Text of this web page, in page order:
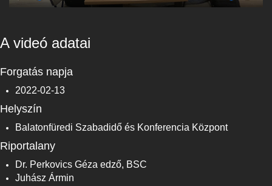
Play Mute
Enter
A videó adatai
Forgatás napja
2022-02-13
Helyszín
Balatonfüredi Szabadidő és Konferencia Központ
Riportalany
Dr. Perkovics Géza edző, BSC
Juhász Ármin